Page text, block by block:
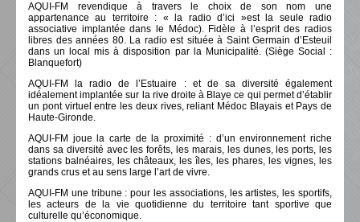
AQUI-FM revendique à travers le choix de son nom une
appartenance au territoire : « la radio d’ici »est la seule radio
associative implantée dans le Médoc). Fidèle à l’esprit des radios
libres des années 80. La radio est située à Saint Germain d’Esteuil
dans un local mis à disposition par la Municipalité. (Siège Social :
Blanquefort)
AQUI-FM la radio de l’Estuaire : et de sa diversité également
idéalement implantée sur la rive droite à Blaye ce qui permet d’établir
un pont virtuel entre les deux rives, reliant Médoc Blayais et Pays de
Haute-Gironde.
AQUI-FM joue la carte de la proximité : d’un environnement riche
dans sa diversité avec les forêts, les marais, les dunes, les ports, les
stations balnéaires, les châteaux, les îles, les phares, les vignes, les
grands crus et au sens large l’art de vivre.
AQUI-FM une tribune : pour les associations, les artistes, les sportifs,
les acteurs de la vie quotidienne du territoire tant sportive que
culturelle qu’économique.